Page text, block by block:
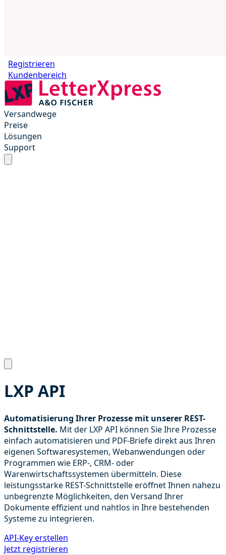
Registrieren
Kundenbereich
Versandwege
Preise
Lösungen
Support
LXP API
Automatisierung Ihrer Prozesse mit unserer REST-
Schnittstelle. Mit der LXP API können Sie Ihre Prozesse
einfach automatisieren und PDF-Briefe direkt aus Ihren
eigenen Softwaresystemen, Webanwendungen oder
Programmen wie ERP-, CRM- oder
Warenwirtschaftssystemen übermitteln. Diese
leistungsstarke REST-Schnittstelle eröffnet Ihnen nahezu
unbegrenzte Möglichkeiten, den Versand Ihrer
Dokumente effizient und nahtlos in Ihre bestehenden
Systeme zu integrieren.
API-Key erstellen
Jetzt registrieren